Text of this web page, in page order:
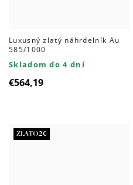
Luxusný zlatý náhrdelník Au
585/1000
Skladom do 4 dní
€564,19
ZLATO20